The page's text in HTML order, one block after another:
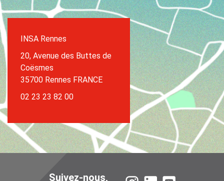
INSA Rennes
20, Avenue des Buttes de
Coësmes
35700 Rennes FRANCE
02 23 23 82 00
Suivez-nous,